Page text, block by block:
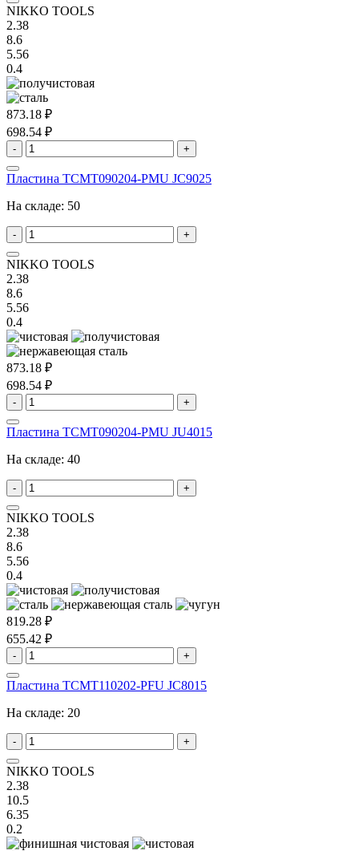
NIKKO TOOLS
2.38
8.6
5.56
0.4
873.18 ₽
698.54 ₽
- +
Пластина TCMT090204-PMU JC9025
На складе: 50
- +
NIKKO TOOLS
2.38
8.6
5.56
0.4
873.18 ₽
698.54 ₽
- +
Пластина TCMT090204-PMU JU4015
На складе: 40
- +
NIKKO TOOLS
2.38
8.6
5.56
0.4
819.28 ₽
655.42 ₽
- +
Пластина TCMT110202-PFU JC8015
На складе: 20
- +
NIKKO TOOLS
2.38
10.5
6.35
0.2